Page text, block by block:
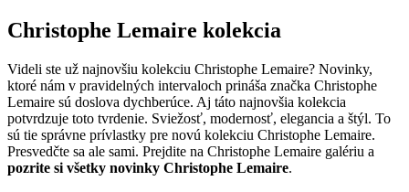
Christophe Lemaire kolekcia
Videli ste už najnovšiu kolekciu Christophe Lemaire? Novinky,
ktoré nám v pravidelných intervaloch prináša značka Christophe
Lemaire sú doslova dychberúce. Aj táto najnovšia kolekcia
potvrdzuje toto tvrdenie. Sviežosť, modernosť, elegancia a štýl. To
sú tie správne prívlastky pre novú kolekciu Christophe Lemaire.
Presvedčte sa ale sami. Prejdite na Christophe Lemaire galériu a
pozrite si všetky novinky Christophe Lemaire.